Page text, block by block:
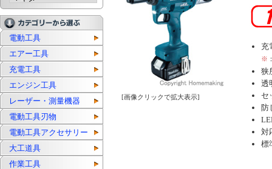
電動工具
エアー工具
充電工具
エンジン工具
レーザー・測量機器
電動工具刃物
電動工具アクセサリー
大工道具
作業工具
[画像クリックで拡大表示]
充
※
狭
透
セ
防
対
標